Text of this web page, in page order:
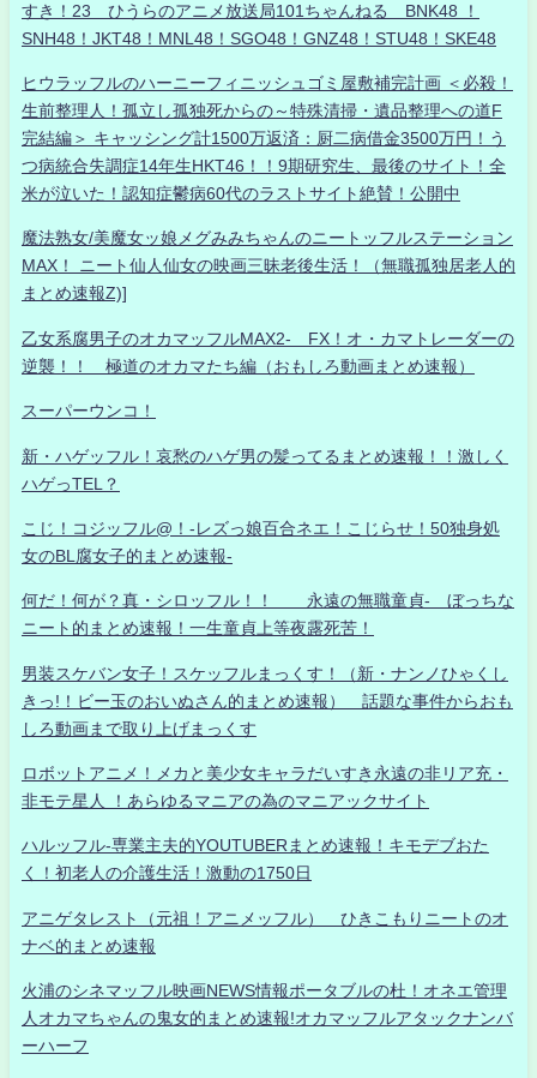
すき！23 ひうらのアニメ放送局101ちゃんねる BNK48 ！
SNH48！JKT48！MNL48！SGO48！GNZ48！STU48！SKE48
ヒウラッフルのハーニーフィニッシュゴミ屋敷補完計画 ＜必殺！
生前整理人！孤立し孤独死からの～特殊清掃・遺品整理への道F
完結編＞ キャッシング計1500万返済：厨二病借金3500万円！う
つ病統合失調症14年生HKT46！！9期研究生、最後のサイト！全
米が泣いた！認知症鬱病60代のラストサイト絶賛！公開中
魔法熟女/美魔女ッ娘メグみみちゃんのニートッフルステーション
MAX！ ニート仙人仙女の映画三昧老後生活！（無職孤独居老人的
まとめ速報Z)]
乙女系腐男子のオカマッフルMAX2- FX！オ・カマトレーダーの
逆襲！！ 極道のオカマたち編（おもしろ動画まとめ速報）
スーパーウンコ！
新・ハゲッフル！哀愁のハゲ男の髪ってるまとめ速報！！激しく
ハゲっTEL？
こじ！コジッフル@！-レズっ娘百合ネエ！こじらせ！50独身処
女のBL腐女子的まとめ速報-
何だ！何が？真・シロッフル！！ 永遠の無職童貞- ぼっちな
ニート的まとめ速報！一生童貞上等夜露死苦！
男装スケバン女子！スケッフルまっくす！（新・ナンノひゃくし
きっ!！ビー玉のおいぬさん的まとめ速報） 話題な事件からおも
しろ動画まで取り上げまっくす
ロボットアニメ！メカと美少女キャラだいすき永遠の非リア充・
非モテ星人 ！あらゆるマニアの為のマニアックサイト
ハルッフル-専業主夫的YOUTUBERまとめ速報！キモデブおた
く！初老人の介護生活！激動の1750日
アニゲタレスト（元祖！アニメッフル） ひきこもりニートのオ
ナベ的まとめ速報
火浦のシネマッフル映画NEWS情報ポータブルの杜！オネエ管理
人オカマちゃんの鬼女的まとめ速報!オカマッフルアタックナンバ
ーハーフ